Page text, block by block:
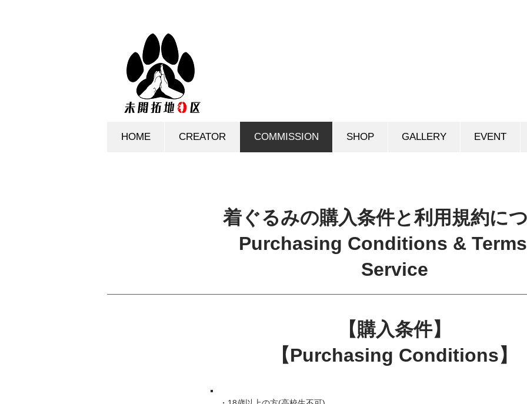
HOME CREATOR COMMISSION SHOP GALLERY EVENT
着ぐるみの購入条件と利用規約に
Purchasing Conditions &
Service
【購入条件】
【Purchasing Conditions】